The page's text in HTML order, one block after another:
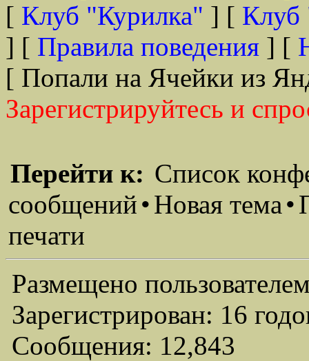
[ Клуб "Курилка" ] [ Клуб
] [ Правила поведения ] [
[ Попали на Ячейки из
Зарегистрируйтесь и
Перейти к: Список
сообщений•Новая тема•
печати
Размещено
Зарегистрирован: 16
Сообщения: 12,843